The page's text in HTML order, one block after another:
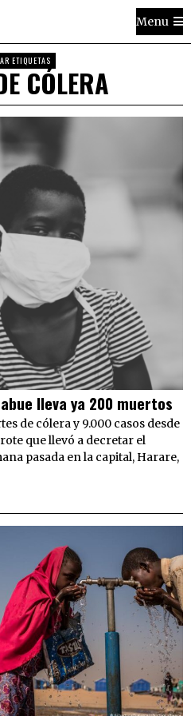
Menu
ETIQUETAS
CÓLERA
lleva ya 200 muertos
de cólera y 9.000 casos desde
que llevó a decretar el
pasada en la capital, Harare,